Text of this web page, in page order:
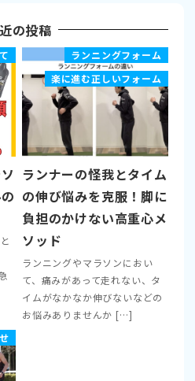
の投稿
ランニングフォーム
楽に進む正しいフォーム
ランナーの怪我とタイム
の伸び悩みを克服！脚に
負担のかけない高重心メ
ソッド
ランニングやマラソンにおい
て、痛みがあって走れない、タ
イムがなかなか伸びないなどの
お悩みありませんか […]